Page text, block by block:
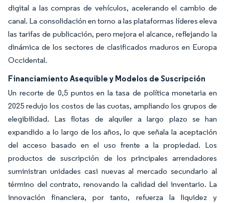
digital a las compras de vehículos, acelerando el cambio de
canal. La consolidación en torno a las plataformas líderes eleva
las tarifas de publicación, pero mejora el alcance, reflejando la
dinámica de los sectores de clasificados maduros en Europa
Occidental.
Financiamiento Asequible y Modelos de Suscripción
Un recorte de 0,5 puntos en la tasa de política monetaria en
2025 redujo los costos de las cuotas, ampliando los grupos de
elegibilidad. Las flotas de alquiler a largo plazo se han
expandido a lo largo de los años, lo que señala la aceptación
del acceso basado en el uso frente a la propiedad. Los
productos de suscripción de los principales arrendadores
suministran unidades casi nuevas al mercado secundario al
término del contrato, renovando la calidad del inventario. La
innovación financiera, por tanto, refuerza la liquidez y